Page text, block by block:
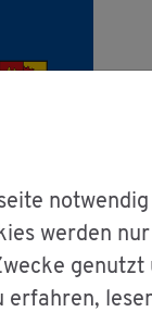
werden
genutzt